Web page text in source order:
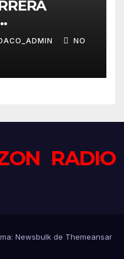
DE
Y
NO
RADIO
Newsbulk de Themeansar